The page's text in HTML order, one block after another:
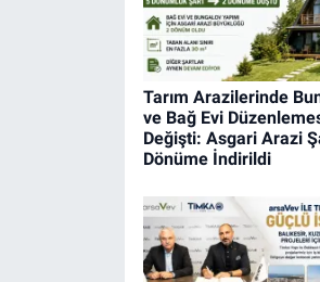
Tarım Arazilerinde
ve Bağ Evi
Değişti: Asgari Arazi
Dönüme İndirildi